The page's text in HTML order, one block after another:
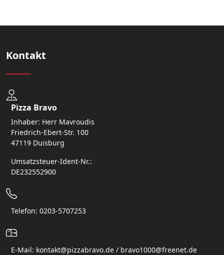
Kontakt
Pizza Bravo
Inhaber: Herr Mavroudis
Friedrich-Ebert-Str. 100
47119 Duisburg
Umsatzsteuer-Ident-Nr.:
DE232552900
Telefon: 0203-5707253
E-Mail: kontakt@pizzabravo.de / bravo1000@freenet.de